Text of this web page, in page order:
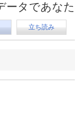
ータであな
立ち読み